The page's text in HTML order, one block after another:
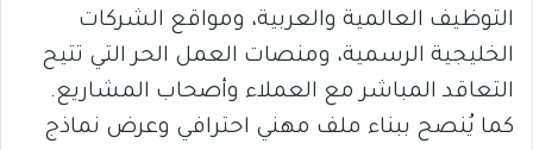
التوظيف العالمية والعربية، ومواقع الشركات
الخليجية الرسمية، ومنصات العمل الحر التي تتيح
التعاقد المباشر مع العملاء وأصحاب المشاريع.
كما يُنصح ببناء ملف مهني احترافي وعرض نماذج